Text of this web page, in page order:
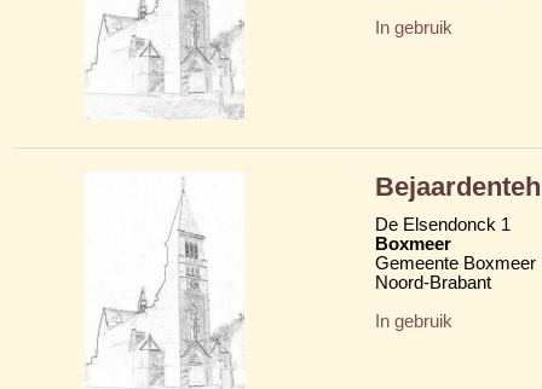
In gebruik
De Elsendonck 1
Boxmeer
Gemeente Boxmeer
Noord-Brabant
In gebruik